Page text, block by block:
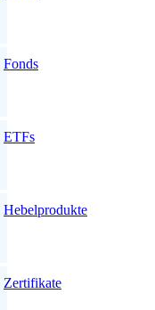
Fonds
ETFs
Hebelprodukte
Zertifikate